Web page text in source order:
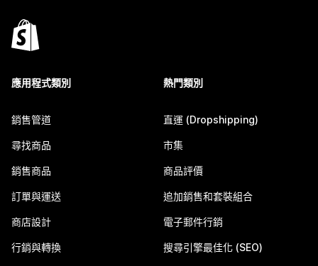
應用程式類別
銷售管道
尋找商品
銷售商品
訂單與運送
商店設計
行銷與轉換
熱門類別
直運 (Dropshipping)
市集
商品評價
追加銷售和套裝組合
電子郵件行銷
搜尋引擎最佳化 (SEO)